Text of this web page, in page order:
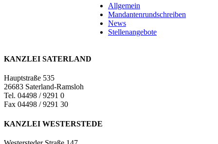
Allgemein
Mandantenrundschreiben
News
Stellenangebote
KANZLEI SATERLAND
Hauptstraße 535
26683 Saterland-Ramsloh
Tel. 04498 / 9291 0
Fax 04498 / 9291 30
KANZLEI WESTERSTEDE